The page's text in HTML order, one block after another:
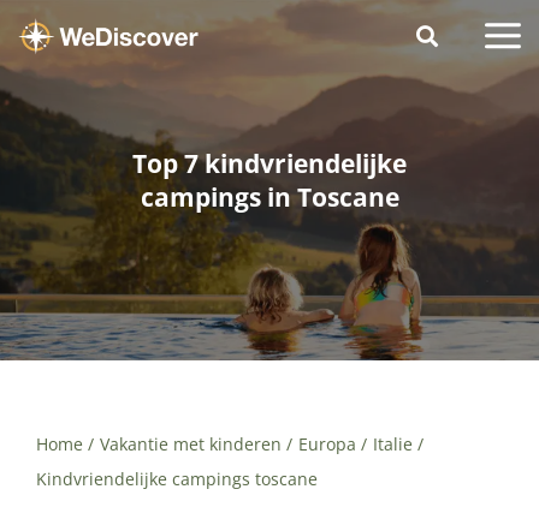
Top 7 kindvriendelijke
campings in Toscane
Home Vakantie met kinderen Europa
Italie
Kindvriendelijke campings toscane